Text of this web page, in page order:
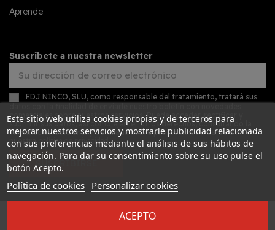
Aprende
Suscríbete a nuestra newsletter
FDJ NINCO, SLU, como responsable del tratamiento, tratará sus
comerciales sobre nuestros servicios. Puede acceder, rectificar y
suprimir sus datos, así como ejercer otros derechos, consultando la
información adicional y detallada sobre protección de datos en
nuestra política de privacidad
SUSCRIBIRSE
Desarrollado por
Este sitio web utiliza cookies propias y de terceros para
mejorar nuestros servicios y mostrarle publicidad relacionada
con sus preferencias mediante el análisis de sus hábitos de
navegación. Para dar su consentimiento sobre su uso pulse el
botón Acepto.
Política de cookies Personalizar cookies
ACEPTO